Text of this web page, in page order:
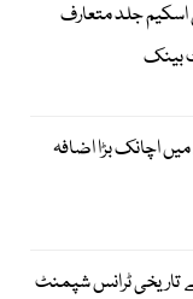
اسکیم جلد متعارف
بینک
اچانک بڑا اضافہ
تاریخی ٹرانس شپمنٹ